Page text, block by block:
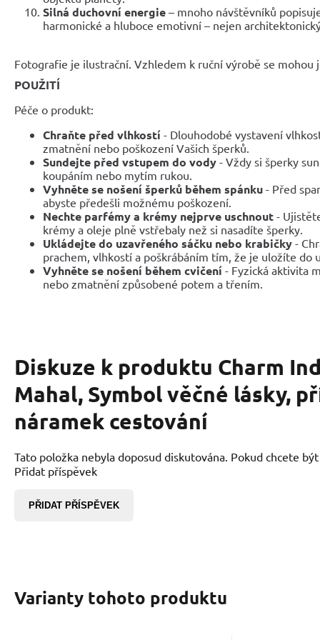
Silná duchovní energie – mnoho návštěvníků
harmonické a hluboce emotivní – nejen
Fotografie je ilustrační. Vzhledem k ruční výrobě se
POUŽITÍ
Péče o produkt:
Chraňte před vlhkostí - Dlouhodobé vystavení
zmatnění nebo poškození Vašich šperků.
Sundejte před vstupem do vody - Vždy si šperky
koupáním nebo mytím rukou.
Vyhněte se nošení šperků během spánku - Před
abyste předešli možnému poškození.
Nechte parfémy a krémy nejprve uschnout -
krémy a oleje plně vstřebaly než si nasadíte šperky.
Ukládejte do uzavřeného sáčku nebo krabičky -
prachem, vlhkostí a poškrábáním tím, že je uložíte do
Vyhněte se nošení během cvičení - Fyzická aktivita
nebo zmatnění způsobené potem a třením.
Diskuze k produktu Charm
Mahal, Symbol věčné lásky,
náramek cestování
Tato položka nebyla doposud diskutována. Pokud chcete
Přidat příspěvek
PŘIDAT PŘÍSPĚVEK
Varianty tohoto produktu